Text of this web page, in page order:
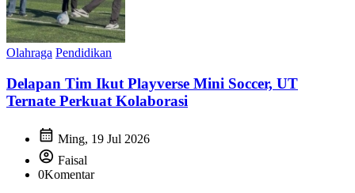
Olahraga Pendidikan
Delapan Tim Ikut Playverse Mini Soccer, UT
Ternate Perkuat Kolaborasi
calendar_month Ming, 19 Jul 2026
account_circle Faisal
0Komentar